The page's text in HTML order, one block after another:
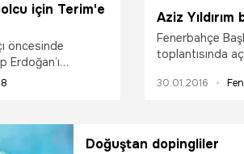
için Terim'e
öncesinde
Erdoğan’ı
etti.
Aziz Yıldırım
Fenerbahçe
toplantısında
30.01.2016
Doğuştan dopingliler